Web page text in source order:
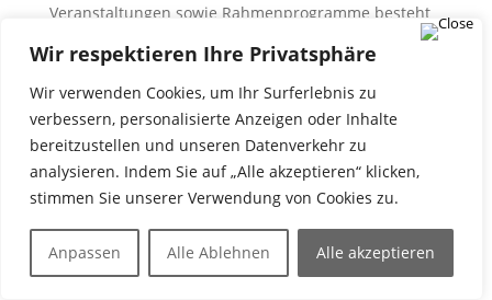
Wir respektieren Ihre Privatsphäre
Wir verwenden Cookies, um Ihr Surferlebnis zu
verbessern, personalisierte Anzeigen oder Inhalte
bereitzustellen und unseren Datenverkehr zu
analysieren. Indem Sie auf „Alle akzeptieren“ klicken,
stimmen Sie unserer Verwendung von Cookies zu.
Anpassen Alle Ablehnen Alle akzeptieren
Veranstaltungen sowie Rahmenprogramme besteht
nicht. Die Bothe Event GmbH kann das Programm in
Abhängigkeit der Anzahl an Teilnehmern um
einzelne Veranstaltungen anpassen, kürzen oder
absagen. Die oben genannten Veränderungen sowie
weitere Veränderungen des
Veranstaltungsprogramms begründen keinen
Anspruch auf Erstattung der Teilnahmegebühr, ganz
(5) Tickets sind vom Rückgaberecht ausgeschlossen.